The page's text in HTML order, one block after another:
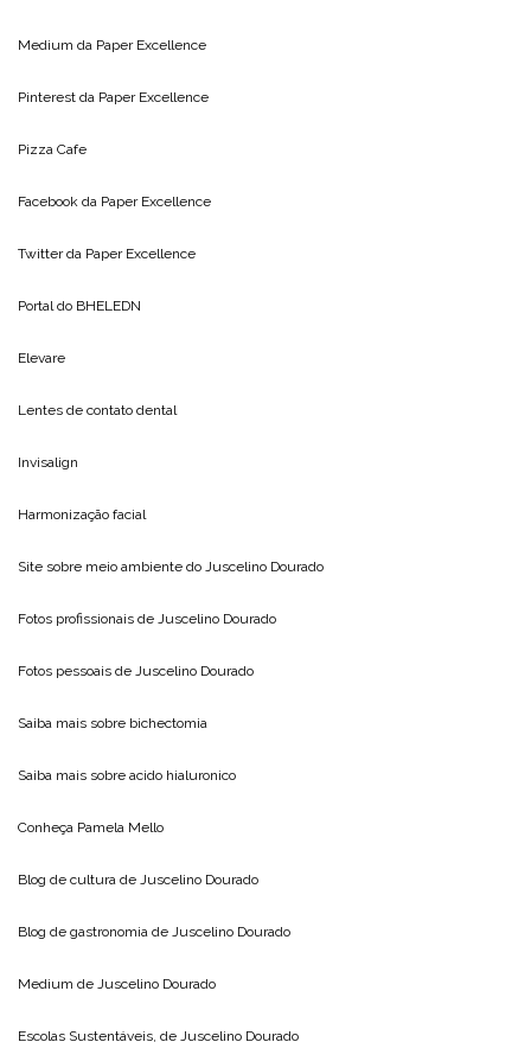
Medium da Paper Excellence
Pinterest da Paper Excellence
Pizza Cafe
Facebook da Paper Excellence
Twitter da Paper Excellence
Portal do BHELEDN
Elevare
Lentes de contato dental
Invisalign
Harmonização facial
Site sobre meio ambiente do Juscelino Dourado
Fotos profissionais de Juscelino Dourado
Fotos pessoais de Juscelino Dourado
Saiba mais sobre bichectomia
Saiba mais sobre acido hialuronico
Conheça Pamela Mello
Blog de cultura de Juscelino Dourado
Blog de gastronomia de Juscelino Dourado
Medium de Juscelino Dourado
Escolas Sustentáveis, de Juscelino Dourado